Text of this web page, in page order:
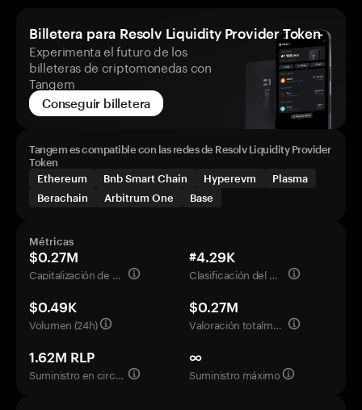
Billetera para Resolv Liquidity Provider Token
Experimenta el futuro de los
billeteras de criptomonedas con
Tangem
Conseguir billetera
Tangem es compatible con las redes de Resolv Liquidity Provider
Token
Ethereum
Bnb Smart Chain Hyperevm
Plasma
Berachain
Arbitrum One Base
Métricas
$0.27M
Capitalización de mercado
#4.29K
Clasificación del mercado
$0.49K
Volumen (24h)
$0.27M
Valoración totalmente diluida
1.62M RLP
Suministro en circulación
∞
Suministro máximo